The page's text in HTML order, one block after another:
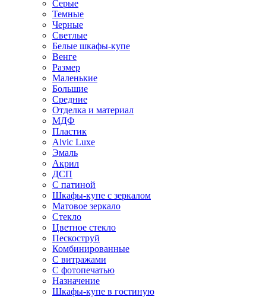
Серые
Темные
Черные
Светлые
Белые шкафы-купе
Венге
Размер
Маленькие
Большие
Средние
Отделка и материал
МДФ
Пластик
Alvic Luxe
Эмаль
Акрил
ДСП
С патиной
Шкафы-купе с зеркалом
Матовое зеркало
Стекло
Цветное стекло
Пескоструй
Комбинированные
С витражами
С фотопечатью
Назначение
Шкафы-купе в гостиную